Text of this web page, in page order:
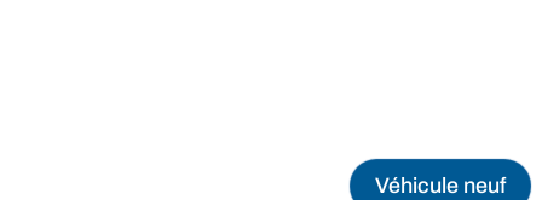
Véhicule neuf